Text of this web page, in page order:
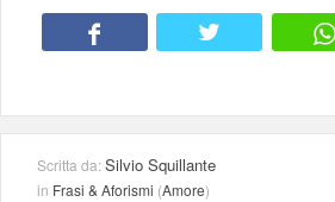
Scritta da:Silvio Squillante
in Frasi & Aforismi (Amore)